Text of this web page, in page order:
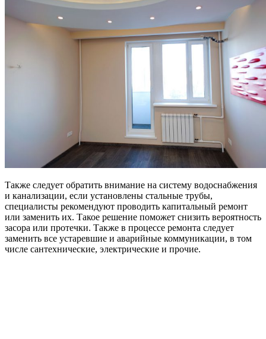
Также следует обратить внимание на систему водоснабжения
и канализации, если установлены стальные трубы,
специалисты рекомендуют проводить капитальный ремонт
или заменить их. Такое решение поможет снизить вероятность
засора или протечки. Также в процессе ремонта следует
заменить все устаревшие и аварийные коммуникации, в том
числе сантехнические, электрические и прочие.